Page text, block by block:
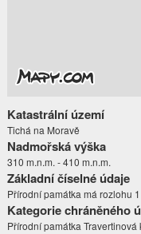
Katastrální území
Tichá na Moravě
Nadmořská výška
310 m.n.m. - 410 m.n.m.
Základní číselné údaje
Přírodní památka má rozlohu
Kategorie chráněného
Přírodní památka Travertinová